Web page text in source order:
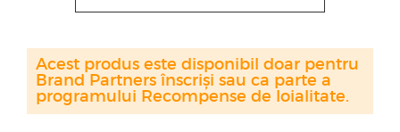
Acest produs este disponibil doar pentru
Brand Partners înscriși sau ca parte a
programului Recompense de loialitate.